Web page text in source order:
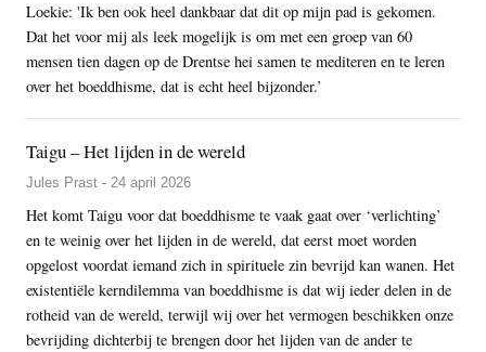
Loekie: 'Ik ben ook heel dankbaar dat dit op mijn pad is gekomen.
Dat het voor mij als leek mogelijk is om met een groep van 60
mensen tien dagen op de Drentse hei samen te mediteren en te leren
over het boeddhisme, dat is echt heel bijzonder.’
Taigu – Het lijden in de wereld
Jules Prast - 24 april 2026
Het komt Taigu voor dat boeddhisme te vaak gaat over ‘verlichting’
en te weinig over het lijden in de wereld, dat eerst moet worden
opgelost voordat iemand zich in spirituele zin bevrijd kan wanen. Het
existentiële kerndilemma van boeddhisme is dat wij ieder delen in de
rotheid van de wereld, terwijl wij over het vermogen beschikken onze
bevrijding dichterbij te brengen door het lijden van de ander te